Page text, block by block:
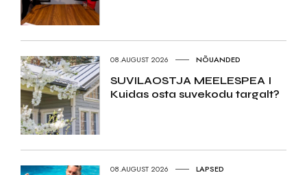
08.AUGUST 2026 NÕUANDED
SUVILAOSTJA MEELESPEA I
Kuidas osta suvekodu targalt?
08.AUGUST 2026 LAPSED